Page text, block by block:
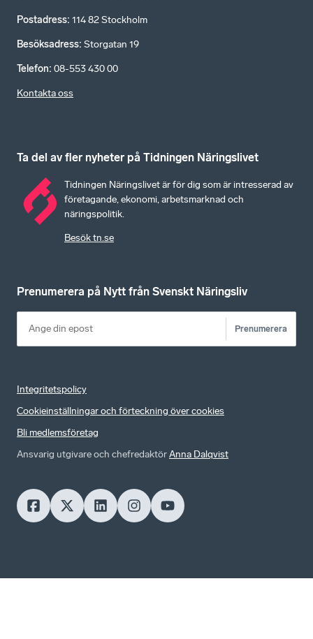
Postadress: 114 82 Stockholm
Besöksadress: Storgatan 19
Telefon: 08-553 430 00
Kontakta oss
Ta del av fler nyheter på Tidningen Näringslivet
Tidningen Näringslivet är för dig som är intresserad av
företagande, ekonomi, arbetsmarknad och
näringspolitik.
Besök tn.se
Prenumerera på Nytt från Svenskt Näringsliv
Prenumerera
Integritetspolicy
Cookieinställningar och förteckning över cookies
Bli medlemsföretag
Ansvarig utgivare och chefredaktörAnna Dalqvist